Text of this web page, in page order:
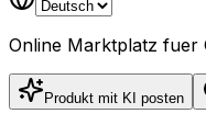
Online Marktplatz fuer
Produkt mit KI posten